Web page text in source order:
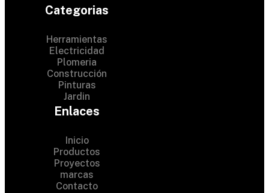
Categorias
Herramientas
Electricidad
Plomeria
Construcción
Pinturas
Jardin
Enlaces
Inicio
Productos
Proyectos
marcas
Contacto